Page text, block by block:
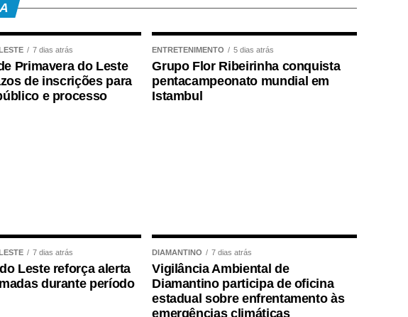
7 dias atrás
Primavera do Leste
de inscrições para
e processo
ENTRETENIMENTO 5 dias atrás
Grupo Flor Ribeirinha conquista
pentacampeonato mundial em
Istambul
7 dias atrás
Leste reforça alerta
durante período
DIAMANTINO 7 dias atrás
Vigilância Ambiental de
Diamantino participa de oficina
estadual sobre enfrentamento às
emergências climáticas